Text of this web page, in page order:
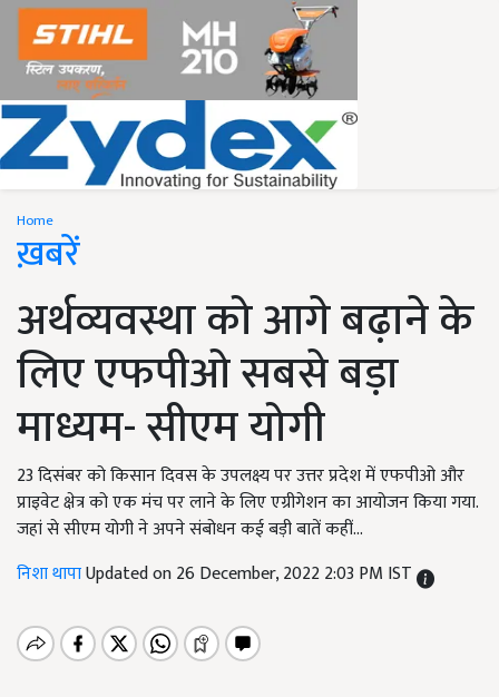
Home
ख़बरें
अर्थव्यवस्था को आगे बढ़ाने के
लिए एफपीओ सबसे बड़ा
माध्यम- सीएम योगी
23 दिसंबर को किसान दिवस के उपलक्ष्य पर उत्तर प्रदेश में एफपीओ और
प्राइवेट क्षेत्र को एक मंच पर लाने के लिए एग्रीगेशन का आयोजन किया गया.
जहां से सीएम योगी ने अपने संबोधन कई बड़ी बातें कहीं...
निशा थापाUpdated on 26 December, 2022 2:03 PM IST